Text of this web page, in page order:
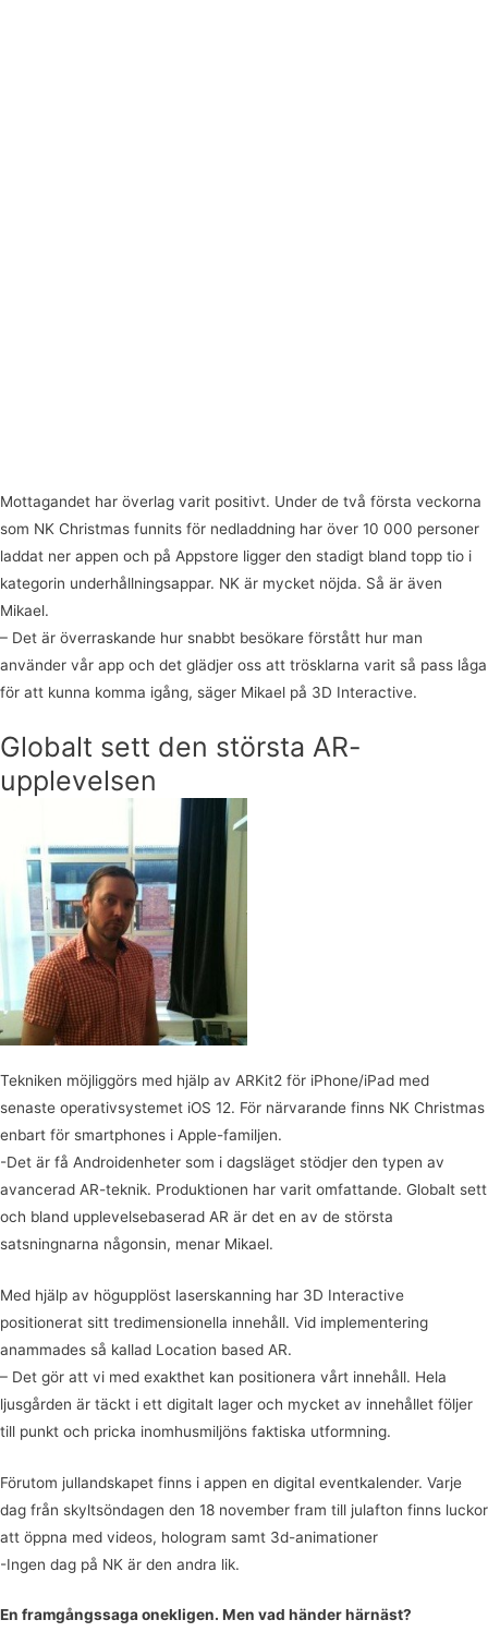
Mottagandet har överlag varit positivt. Under de två första veckorna
som NK Christmas funnits för nedladdning har över 10 000 personer
laddat ner appen och på Appstore ligger den stadigt bland topp tio i
kategorin underhållningsappar. NK är mycket nöjda. Så är även
Mikael.
– Det är överraskande hur snabbt besökare förstått hur man
använder vår app och det glädjer oss att trösklarna varit så pass låga
för att kunna komma igång, säger Mikael på 3D Interactive.
Globalt sett den största AR-
upplevelsen
Tekniken möjliggörs med hjälp av ARKit2 för iPhone/iPad med
senaste operativsystemet iOS 12. För närvarande finns NK Christmas
enbart för smartphones i Apple-familjen.
-Det är få Androidenheter som i dagsläget stödjer den typen av
avancerad AR-teknik. Produktionen har varit omfattande. Globalt sett
och bland upplevelsebaserad AR är det en av de största
satsningnarna någonsin, menar Mikael.
Med hjälp av högupplöst laserskanning har 3D Interactive
positionerat sitt tredimensionella innehåll. Vid implementering
anammades så kallad Location based AR.
– Det gör att vi med exakthet kan positionera vårt innehåll. Hela
ljusgården är täckt i ett digitalt lager och mycket av innehållet följer
till punkt och pricka inomhusmiljöns faktiska utformning.
Förutom jullandskapet finns i appen en digital eventkalender. Varje
dag från skyltsöndagen den 18 november fram till julafton finns luckor
att öppna med videos, hologram samt 3d-animationer
-Ingen dag på NK är den andra lik.
En framgångssaga onekligen. Men vad händer härnäst?